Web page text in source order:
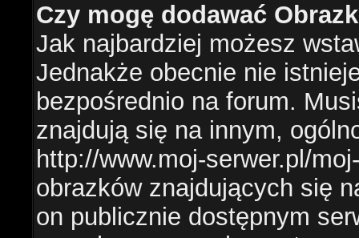
Czy mogę dodawać
Jak najbardziej możesz
Jednakże obecnie nie
bezpośrednio na forum.
znajdują się na innym,
http://www.moj-serwer.pl/
obrazków znajdujących się
on publicznie dostępnym